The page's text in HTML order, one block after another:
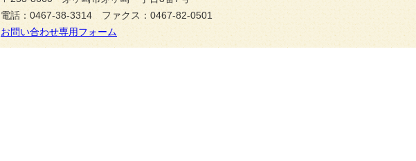
電話：0467-38-3314 ファクス：0467-82-0501
お問い合わせ専用フォーム